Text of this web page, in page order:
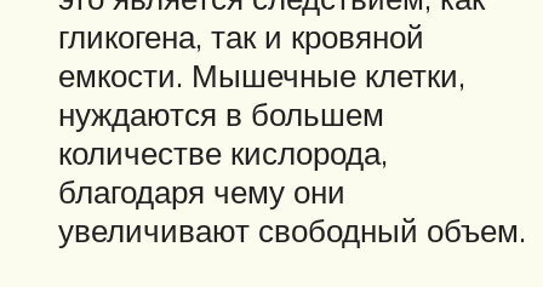
гликогена, так и кровяной
емкости. Мышечные клетки,
нуждаются в большем
количестве кислорода,
благодаря чему они
увеличивают свободный объем.